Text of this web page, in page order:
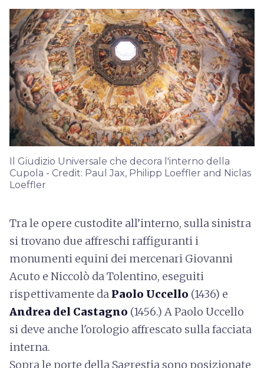
Il Giudizio Universale che decora l'interno della
Cupola - Credit: Paul Jax, Philipp Loeffler and Niclas
Loeffler
Tra le opere custodite all’interno, sulla sinistra
si trovano due affreschi raffiguranti i
monumenti equini dei mercenari Giovanni
Acuto e Niccolò da Tolentino, eseguiti
rispettivamente da Paolo Uccello (1436) e
Andrea del Castagno (1456.) A Paolo Uccello
si deve anche l'orologio affrescato sulla facciata
interna.
Sopra le porte della Sagrestia sono posizionate